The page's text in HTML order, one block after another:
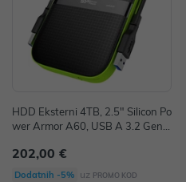
HDD Eksterni 4TB, 2.5" Silicon Po
wer Armor A60, USB A 3.2 Gen
202,00 €
Dodatnih -5% uz PROMO KOD